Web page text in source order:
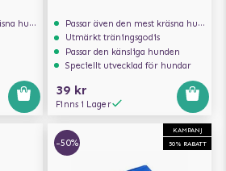
hunden
Passar även den mest kräsna hunden
Utmärkt träningsgodis
Passar den känsliga hunden
Speciellt utvecklad för hundar
39 kr
Finns i Lager
KAMPANJ
50% RABATT
-50%